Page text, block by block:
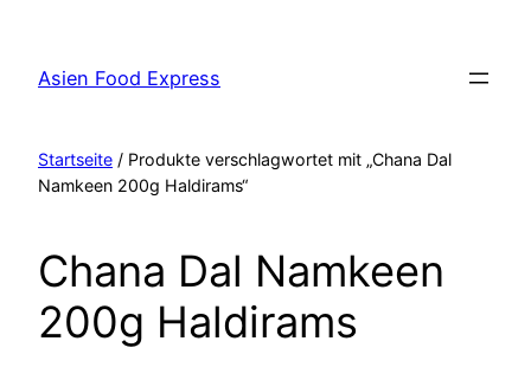
springen
Asien Food Express
Startseite / Produkte verschlagwortet mit „Chana Dal
Namkeen 200g Haldirams“
Chana Dal Namkeen
200g Haldirams